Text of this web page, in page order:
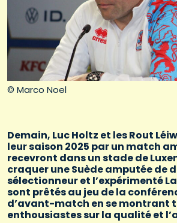
© Marco Noel
Demain, Luc Holtz et les Rout
leur saison 2025 par un match
recevront dans un stade de
craquer une Suède amputée de
sélectionneur et l’expérimenté
sont prêtés au jeu de la
d’avant-match en se montrant
enthousiastes sur la qualité et